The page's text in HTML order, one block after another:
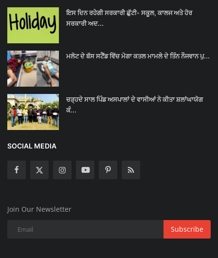
ਇਸ ਦਿਨ ਰਹੇਗੀ ਸਰਕਾਰੀ ਛੁੱਟੀ- ਸਕੂਲ, ਕਾਲਜ ਅਤੇ ਹੋਰ
ਸਰਕਾਰੀ ਅਦ...
ਮਲੋਟ ਦੇ ਬੱਸ ਸਟੈਂਡ ਵਿੱਚ ਮੋਗਾ ਕਤਲ ਮਾਮਲੇ ਦੇ ਤਿੰਨ ਨੌਜਵਾਨ ਪੁ...
ਚੜ੍ਹਦੇ ਸਾਲ ਪਿੰਡ ਅਸਪਾਲਾਂ ਦੇ ਵਾਸੀਆਂ ਨੇ ਕੀਤਾ ਸ਼ਲਾਂਘਾਯੋਗ
ਕੰ...
SOCIAL MEDIA
Join Our Newsletter
Subscribe